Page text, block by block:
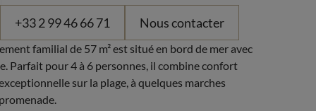
+33 2 99 46 66 71 Nous contacter
familial de 57 m² est situé en bord de mer avec
Parfait pour 4 à 6 personnes, il combine confort
sur la plage, à quelques marches